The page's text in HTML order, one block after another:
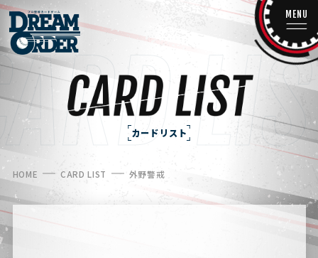
MENU
カードリスト
HOME CARD LIST 外野警戒